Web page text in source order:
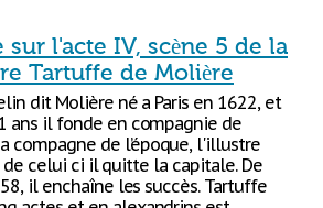
l'acte IV, scène 5 de la
Tartuffe de Molière
dit Molière né a Paris en 1622, et
ans il fonde en compagnie de
compagne de l’époque, l'illustre
celui ci il quitte la capitale. De
il enchaîne les succès. Tartuffe